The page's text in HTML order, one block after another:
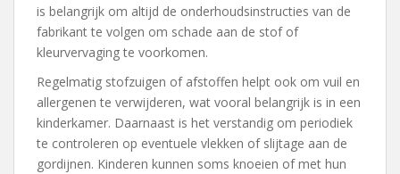
is belangrijk om altijd de onderhoudsinstructies van de
fabrikant te volgen om schade aan de stof of
kleurvervaging te voorkomen.
Regelmatig stofzuigen of afstoffen helpt ook om vuil en
allergenen te verwijderen, wat vooral belangrijk is in een
kinderkamer. Daarnaast is het verstandig om periodiek
te controleren op eventuele vlekken of slijtage aan de
gordijnen. Kinderen kunnen soms knoeien of met hun